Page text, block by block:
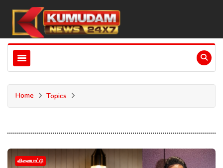
Home Topics
விளையாட்டு